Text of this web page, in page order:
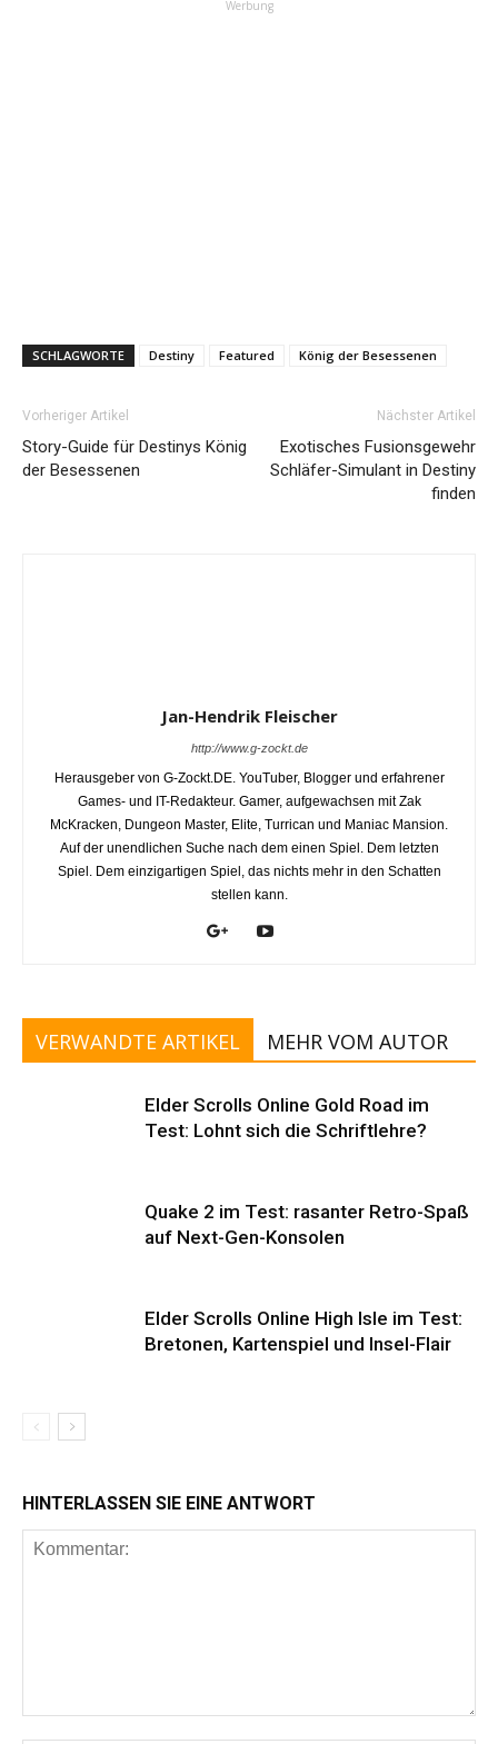
Werbung
SCHLAGWORTE Destiny Featured König der Besessenen
Vorheriger Artikel
Story-Guide für Destinys König
der Besessenen
Nächster Artikel
Exotisches Fusionsgewehr
Schläfer-Simulant in Destiny
finden
Jan-Hendrik Fleischer
http://www.g-zockt.de
Herausgeber von G-Zockt.DE. YouTuber, Blogger und erfahrener
Games- und IT-Redakteur. Gamer, aufgewachsen mit Zak
McKracken, Dungeon Master, Elite, Turrican und Maniac Mansion.
Auf der unendlichen Suche nach dem einen Spiel. Dem letzten
Spiel. Dem einzigartigen Spiel, das nichts mehr in den Schatten
stellen kann.
VERWANDTE ARTIKEL MEHR VOM AUTOR
Elder Scrolls Online Gold Road im
Test: Lohnt sich die Schriftlehre?
Quake 2 im Test: rasanter Retro-Spaß
auf Next-Gen-Konsolen
Elder Scrolls Online High Isle im Test:
Bretonen, Kartenspiel und Insel-Flair
HINTERLASSEN SIE EINE ANTWORT